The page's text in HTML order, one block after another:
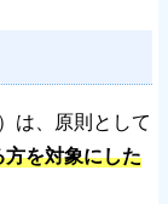
は、原則として
を対象にした